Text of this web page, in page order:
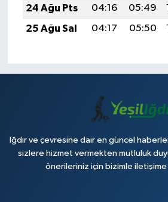
24 Ağu Pts
04:16 05:49
25 Ağu Sal
04:17 05:50
Iğdır ve çevresine dair en güncel
sizlere hizmet vermekten mutluluk
önerileriniz için bizimle